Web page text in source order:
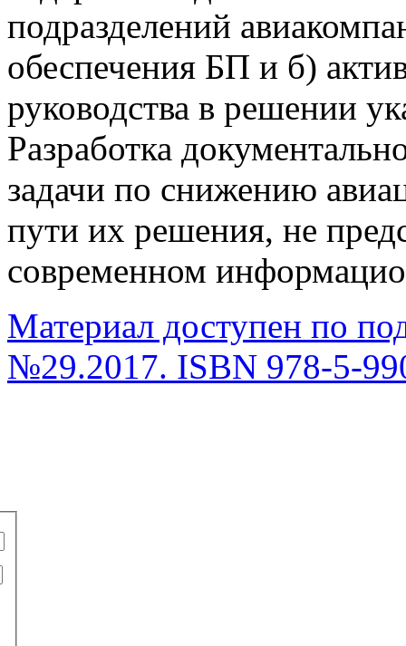
подразделений
обеспечения БП и б)
руководства в решении
Разработка
задачи по снижению
пути их решения, не
современном
Материал доступен по
№29.2017. ISBN 978-5-